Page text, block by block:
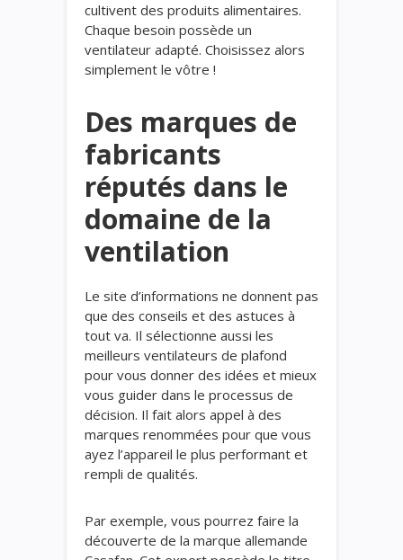
cultivent des produits alimentaires.
Chaque besoin possède un
ventilateur adapté. Choisissez alors
simplement le vôtre !
Des marques de
fabricants
réputés dans le
domaine de la
ventilation
Le site d’informations ne donnent pas
que des conseils et des astuces à
tout va. Il sélectionne aussi les
meilleurs ventilateurs de plafond
pour vous donner des idées et mieux
vous guider dans le processus de
décision. Il fait alors appel à des
marques renommées pour que vous
ayez l’appareil le plus performant et
rempli de qualités.
Par exemple, vous pourrez faire la
découverte de la marque allemande